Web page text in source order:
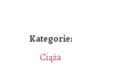
Kategorie:
Ciąża